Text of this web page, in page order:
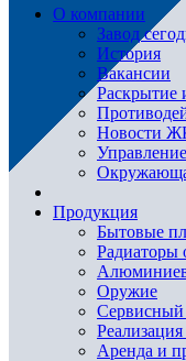
О компании
Завод
История
Вакансии
Раскрытие
Новости
Продукция
Бытовые
Радиаторы
Оружие
Сервисный
Реализация
Аренда и